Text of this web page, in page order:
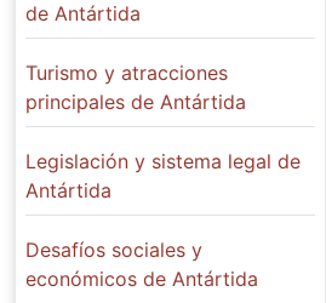
de Antártida
Turismo y atracciones
principales de Antártida
Legislación y sistema legal de
Antártida
Desafíos sociales y
económicos de Antártida